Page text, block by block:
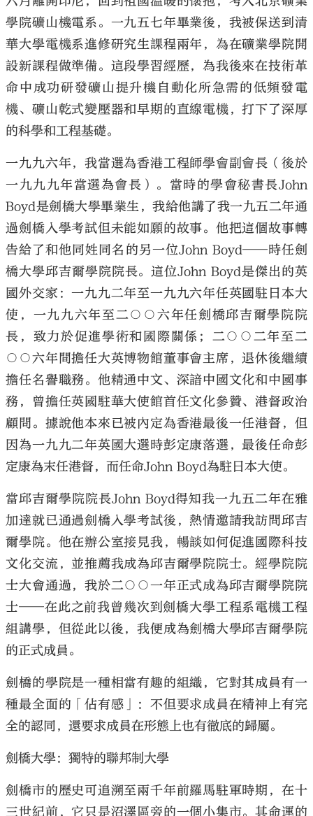
學院礦山機電系。一九五七年畢業後，我被保送到清
華大學電機系進修研究生課程兩年，為在礦業學院開
設新課程做準備。這段學習經歷，為我後來在技術革
命中成功研發礦山提升機自動化所急需的低頻發電
機、礦山乾式變壓器和早期的直線電機，打下了深厚
的科學和工程基礎。
一九九六年，我當選為香港工程師學會副會長（後於
一九九九年當選為會長）。當時的學會秘書長John
Boyd是劍橋大學畢業生，我給他講了我一九五二年通
過劍橋入學考試但未能如願的故事。他把這個故事轉
告給了和他同姓同名的另一位John Boyd——時任劍
橋大學邱吉爾學院院長。這位John Boyd是傑出的英
國外交家：一九九二年至一九九六年任英國駐日本大
使，一九九六年至二○○六年任劍橋邱吉爾學院院
長，致力於促進學術和國際關係；二○○二年至二
○○六年間擔任大英博物館董事會主席，退休後繼續
擔任名譽職務。他精通中文、深諳中國文化和中國事
務，曾擔任英國駐華大使館首任文化參贊、港督政治
顧問。據說他本來已被內定為香港最後一任港督，但
因為一九九二年英國大選時彭定康落選，最後任命彭
定康為末任港督，而任命John Boyd為駐日本大使。
當邱吉爾學院院長John Boyd得知我一九五二年在雅
加達就已通過劍橋入學考試後，熱情邀請我訪問邱吉
爾學院。他在辦公室接見我，暢談如何促進國際科技
文化交流，並推薦我成為邱吉爾學院院士。經學院院
士大會通過，我於二○○一年正式成為邱吉爾學院院
士——在此之前我曾幾次到劍橋大學工程系電機工程
組講學，但從此以後，我便成為劍橋大學邱吉爾學院
的正式成員。
劍橋的學院是一種相當有趣的組織，它對其成員有一
種最全面的「佔有感」：不但要求成員在精神上有完
全的認同，還要求成員在形態上也有徹底的歸屬。
劍橋大學：獨特的聯邦制大學
劍橋市的歷史可追溯至兩千年前羅馬駐軍時期，在十
三世紀前，它只是沼澤區旁的一個小集市。其命運的